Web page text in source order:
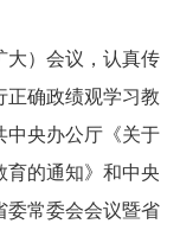
）会议，认真传
正确政绩观学习教
中央办公厅《关于
育的通知》和中央
委常委会会议暨省